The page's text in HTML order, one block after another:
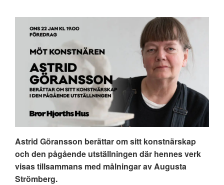
Astrid Göransson berättar om sitt konstnärskap
och den pågående utställningen där hennes verk
visas tillsammans med målningar av Augusta
Strömberg.